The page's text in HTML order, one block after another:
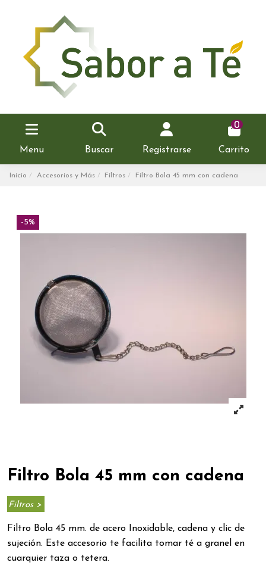
Menu Buscar Registrarse
0
Carrito
Inicio Accesorios y Más Filtros Filtro Bola 45 mm con cadena
-5%
Filtro Bola 45 mm con cadena
Filtros >
Filtro Bola 45 mm. de acero Inoxidable, cadena y clic de
sujeción. Este accesorio te facilita tomar té a granel en
cuarquier taza o tetera.